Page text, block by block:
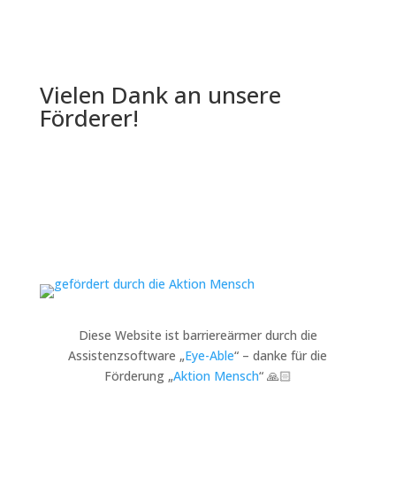
Vielen Dank an unsere
Förderer!
Diese Website ist barriereärmer durch die
Assistenzsoftware „Eye-Able“ – danke für die
Förderung „Aktion Mensch“ 🙏🏻